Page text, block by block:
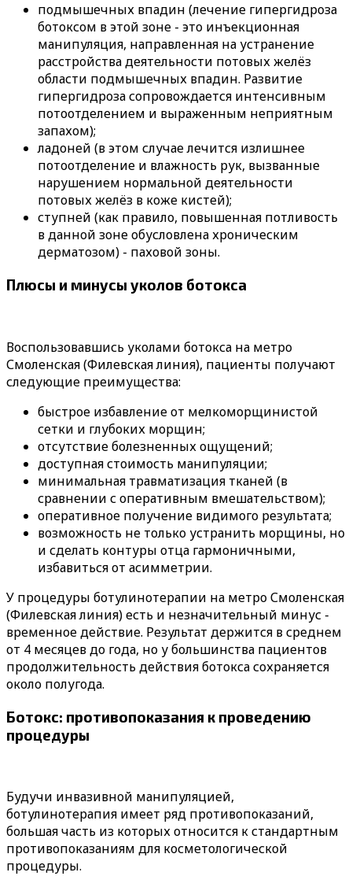
подмышечных впадин (лечение гипергидроза
ботоксом в этой зоне - это инъекционная
манипуляция, направленная на устранение
расстройства деятельности потовых желёз
области подмышечных впадин. Развитие
гипергидроза сопровождается интенсивным
потоотделением и выраженным неприятным
запахом);
ладоней (в этом случае лечится излишнее
потоотделение и влажность рук, вызванные
нарушением нормальной деятельности
потовых желёз в коже кистей);
ступней (как правило, повышенная потливость
в данной зоне обусловлена хроническим
дерматозом) - паховой зоны.
Плюсы и минусы уколов ботокса
Воспользовавшись уколами ботокса на метро
Смоленская (Филевская линия), пациенты получают
следующие преимущества:
быстрое избавление от мелкоморщинистой
сетки и глубоких морщин;
отсутствие болезненных ощущений;
доступная стоимость манипуляции;
минимальная травматизация тканей (в
сравнении с оперативным вмешательством);
оперативное получение видимого результата;
возможность не только устранить морщины, но
и сделать контуры отца гармоничными,
избавиться от асимметрии.
У процедуры ботулинотерапии на метро Смоленская
(Филевская линия) есть и незначительный минус -
временное действие. Результат держится в среднем
от 4 месяцев до года, но у большинства пациентов
продолжительность действия ботокса сохраняется
около полугода.
Ботокс: противопоказания к проведению
процедуры
Будучи инвазивной манипуляцией,
ботулинотерапия имеет ряд противопоказаний,
большая часть из которых относится к стандартным
противопоказаниям для косметологической
процедуры.